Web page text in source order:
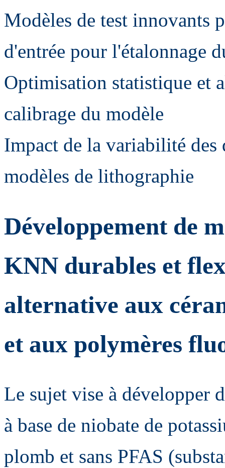
Modèles de test innovants
d'entrée pour l'étalonnage
Optimisation statistique et
calibrage du modèle
Impact de la variabilité des
modèles de lithographie
Développement de
KNN durables et
alternative aux
et aux polymères
Le sujet vise à développer
à base de niobate de
plomb et sans PFAS